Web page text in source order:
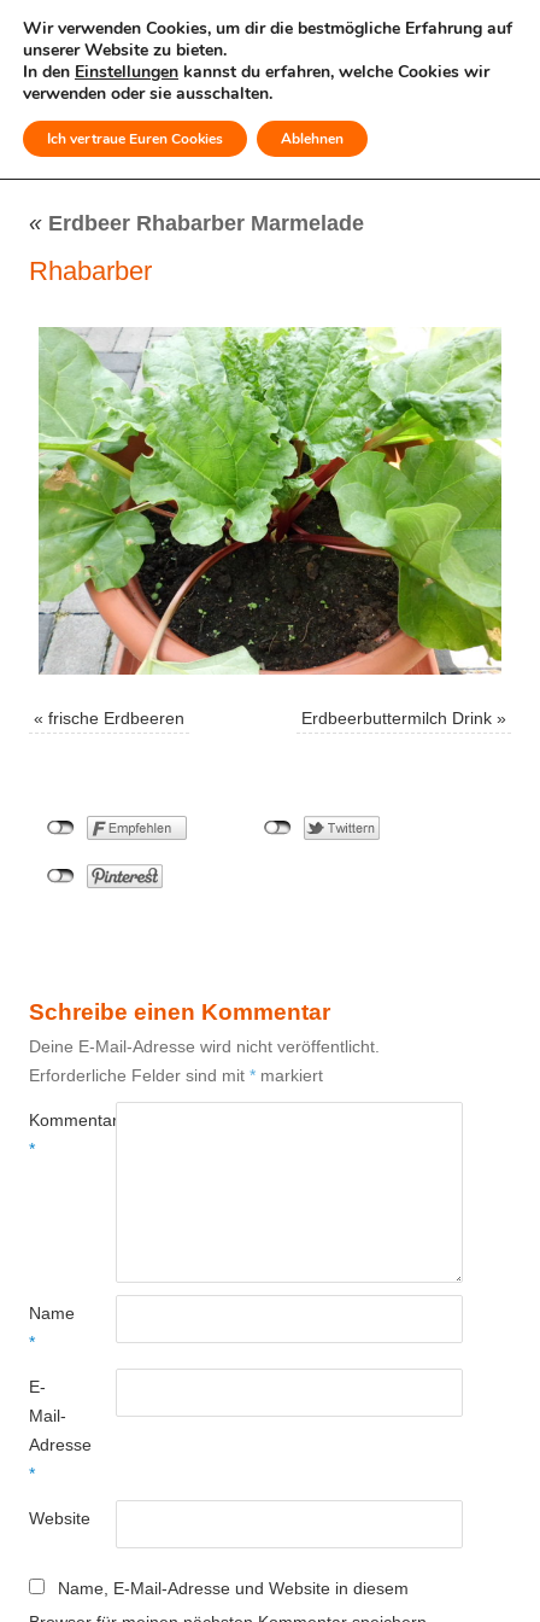
MENÜ
« Erdbeer Rhabarber Marmelade
Rhabarber
« frische Erdbeeren Erdbeerbuttermilch Drink »
Schreibe einen Kommentar
Deine E-Mail-Adresse wird nicht veröffentlicht.
Erforderliche Felder sind mit * markiert
Kommentar
*
Name
*
E-
Mail-
Adresse
*
Website
Name, E-Mail-Adresse und Website in diesem
Wir verwenden Cookies, um dir die bestmögliche Erfahrung auf
unserer Website zu bieten.
In den Einstellungen kannst du erfahren, welche Cookies wir
verwenden oder sie ausschalten.
Ich vertraue Euren Cookies Ablehnen